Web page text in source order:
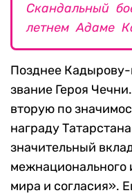
Скандальный
летнем Адаме
Позднее
звание Героя
вторую по
награду
значительный
межнационального
мира и согласия».